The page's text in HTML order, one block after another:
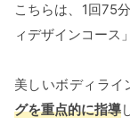
こちらは、1回75
ィデザインコース」
美しいボディライ
グを重点的に指導